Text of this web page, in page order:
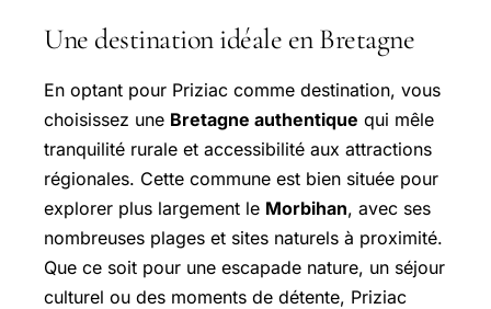
Une destination idéale en Bretagne
En optant pour Priziac comme destination, vous
choisissez une Bretagne authentique qui mêle
tranquilité rurale et accessibilité aux attractions
régionales. Cette commune est bien située pour
explorer plus largement le Morbihan, avec ses
nombreuses plages et sites naturels à proximité.
Que ce soit pour une escapade nature, un séjour
culturel ou des moments de détente, Priziac